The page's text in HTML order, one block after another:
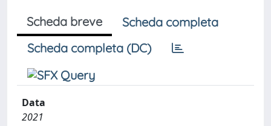
Scheda breve
Scheda completa
Scheda completa (DC)
Data
2021